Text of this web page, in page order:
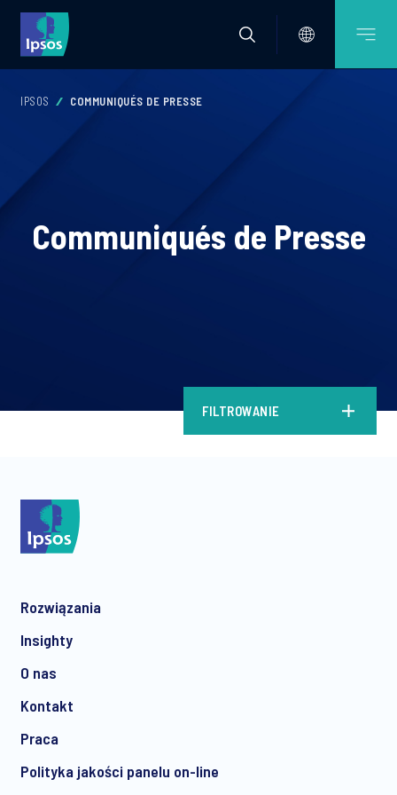
IPSOS COMMUNIQUÉS DE PRESSE
Communiqués de Presse
FILTROWANIE
Rozwiązania
Insighty
O nas
Kontakt
Praca
Polityka jakości panelu on-line